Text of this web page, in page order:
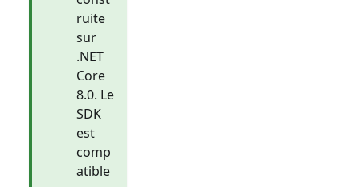
ruite
sur
.NET
Core
8.0. Le
SDK
est
comp
atible